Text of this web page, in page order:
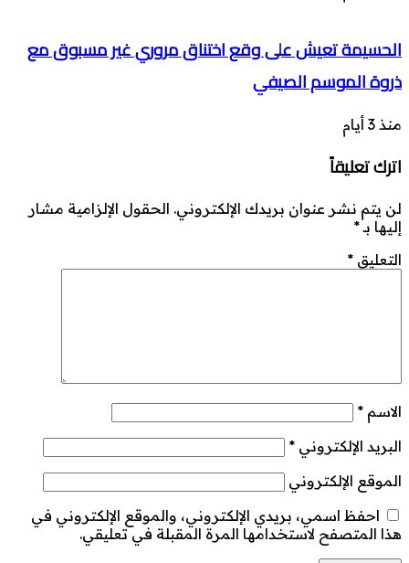
الحسيمة تعيش على وقع اختناق مروري غير مسبوق مع
ذروة الموسم الصيفي
منذ 3 أيام
اترك تعليقاً
لن يتم نشر عنوان بريدك الإلكتروني. الحقول الإلزامية مشار
إليها بـ*
التعليق *
الاسم *
البريد الإلكتروني *
الموقع الإلكتروني
احفظ اسمي، بريدي الإلكتروني، والموقع الإلكتروني في
هذا المتصفح لاستخدامها المرة المقبلة في تعليقي.